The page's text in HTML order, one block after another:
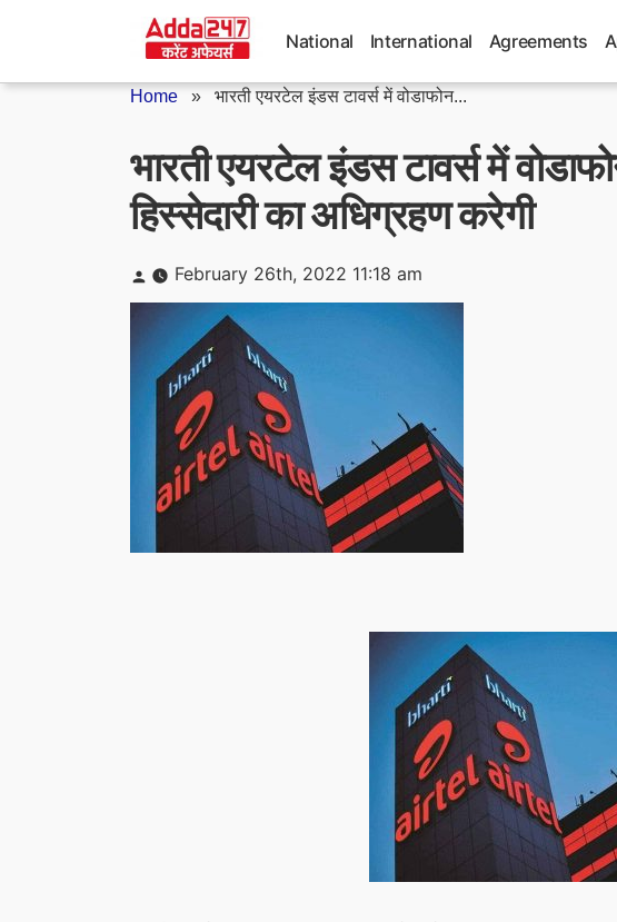
National International Agreements
Home » भारती एयरटेल इंडस टावर्स में वोडाफोन...
भारती एयरटेल इंडस टावर्स में
हिस्सेदारी का अधिग्रहण करेगी
Posted
by
February 26th, 2022 11:18 am